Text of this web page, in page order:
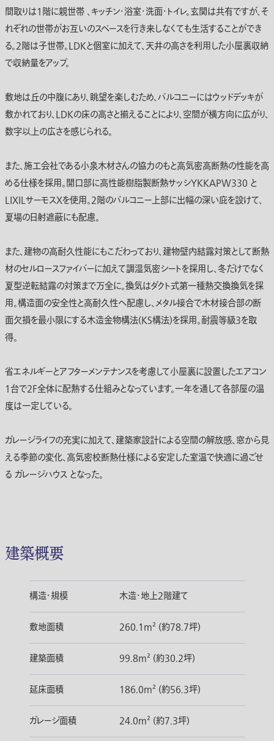
間取りは1階に親世帯、キッチン・浴室・洗面・トイレ。玄関は共有ですが、そ
れぞれの世帯がお互いのスペースを行き来しなくても生活することができ
る。2階は子世帯。LDKと個室に加えて、天井の高さを利用した小屋裏収納
で収納量をアップ。
敷地は丘の中腹にあり、眺望を楽しむため、バルコニーにはウッドデッキが
敷かれており、LDKの床の高さと揃えることにより、空間が横方向に広がり、
数字以上の広さを感じられる。
また、施工会社である小泉木材さんの協力のもと高気密高断熱の性能を高
める仕様を採用。開口部に高性能樹脂製断熱サッシYKKAPW３30 と
LIXILサーモスXを使用。2階のバルコニー上部に出幅の深い庇を設けて、
夏場の日射遮蔽にも配慮。
また、建物の高耐久性能にもこだわっており、建物壁内結露対策として断熱
材のセルロースファイバーに加えて調湿気密シートを採用し、冬だけでなく
夏型逆転結露の対策まで万全に。換気はダクト式第一種熱交換換気を採
用。構造面の安全性と高耐久性へ配慮し、メタル接合で木材接合部の断
面欠損を最小限にする木造金物構法(KS構法)を採用。耐震等級3を取
得。
省エネルギーとアフターメンテナンスを考慮して小屋裏に設置したエアコン
1台で2F全体に配熱する仕組みとなっています。一年を通して各部屋の温
度は一定している。
ガレージライフの充実に加えて、建築家設計による空間の解放感、窓から見
える季節の変化、高気密校断熱仕様による安定した室温で快適に過ごせ
る ガレージハウス となった。
建築概要
構造・規模 木造・地上2階建て
敷地面積 260.1m² (約78.7坪)
建築面積 99.8m² (約30.2坪)
延床面積 186.0m² (約56.3坪)
ガレージ面積 24.0m² (約7.3坪)